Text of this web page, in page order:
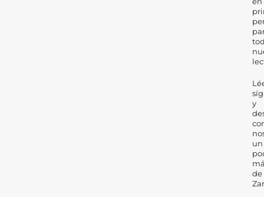
y
un
de